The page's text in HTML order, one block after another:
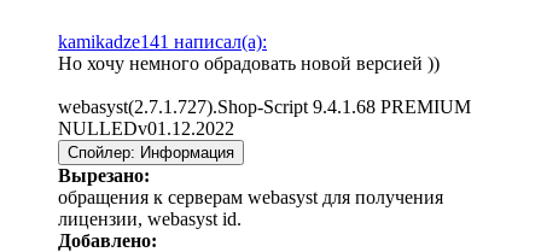
kamikadze141 написал(а):
Но хочу немного обрадовать новой версией ))
webasyst(2.7.1.727).Shop-Script 9.4.1.68 PREMIUM
NULLEDv01.12.2022
Спойлер: Информация
Вырезано:
обращения к серверам webasyst для получения
лицензии, webasyst id.
Добавлено: